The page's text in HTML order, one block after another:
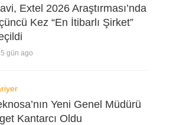
Extel 2026 Araştırması’nda
Kez “En İtibarlı Şirket”
5 gün ago
Yeni Genel Müdürü
Kantarcı Oldu